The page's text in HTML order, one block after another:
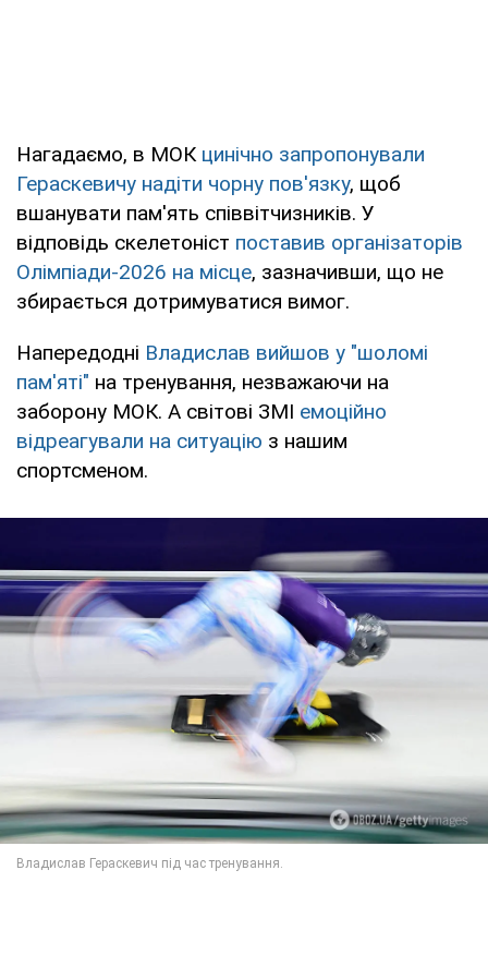
Нагадаємо, в МОК цинічно запропонували
Гераскевичу надіти чорну пов'язку, щоб
вшанувати пам'ять співвітчизників. У
відповідь скелетоніст поставив організаторів
Олімпіади-2026 на місце, зазначивши, що не
збирається дотримуватися вимог.
Напередодні Владислав вийшов у "шоломі
пам'яті" на тренування, незважаючи на
заборону МОК. А світові ЗМІ емоційно
відреагували на ситуацію з нашим
спортсменом.